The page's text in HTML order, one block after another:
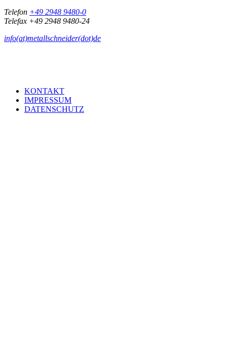
Telefon +49 2948 9480-0
Telefax +49 2948 9480-24
info(at)metallschneider(dot)de
KONTAKT
IMPRESSUM
DATENSCHUTZ